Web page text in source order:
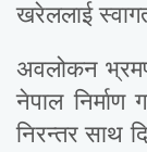
खरेललाई
अवलोकन
नेपाल निर्माण
निरन्तर साथ